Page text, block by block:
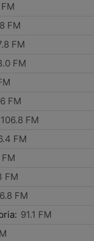
FM
FM
FM
FM
106.8 FM
FM
FM
FM
91.1 FM